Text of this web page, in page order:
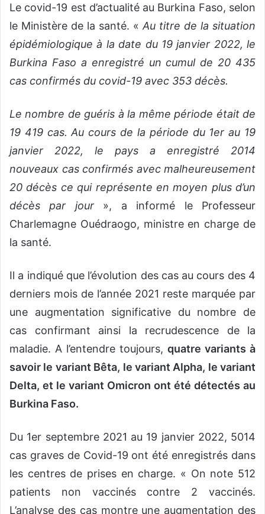
Le covid-19 est d’actualité au Burkina Faso, selon
le Ministère de la santé. « Au titre de la situation
épidémiologique à la date du 19 janvier 2022, le
Burkina Faso a enregistré un cumul de 20 435
cas confirmés du covid-19 avec 353 décès.
Le nombre de guéris à la même période était de
19 419 cas. Au cours de la période du 1er au 19
janvier 2022, le pays a enregistré 2014
nouveaux cas confirmés avec malheureusement
20 décès ce qui représente en moyen plus d’un
décès par jour», a informé le Professeur
Charlemagne Ouédraogo, ministre en charge de
la santé.
Il a indiqué que l’évolution des cas au cours des 4
derniers mois de l’année 2021 reste marquée par
une augmentation significative du nombre de
cas confirmant ainsi la recrudescence de la
maladie. A l’entendre toujours, quatre variants à
savoir le variant Bêta, le variant Alpha, le variant
Delta, et le variant Omicron ont été détectés au
Burkina Faso.
Du 1er septembre 2021 au 19 janvier 2022, 5014
cas graves de Covid-19 ont été enregistrés dans
les centres de prises en charge. « On note 512
patients non vaccinés contre 2 vaccinés.
L’analyse des cas montre une augmentation des